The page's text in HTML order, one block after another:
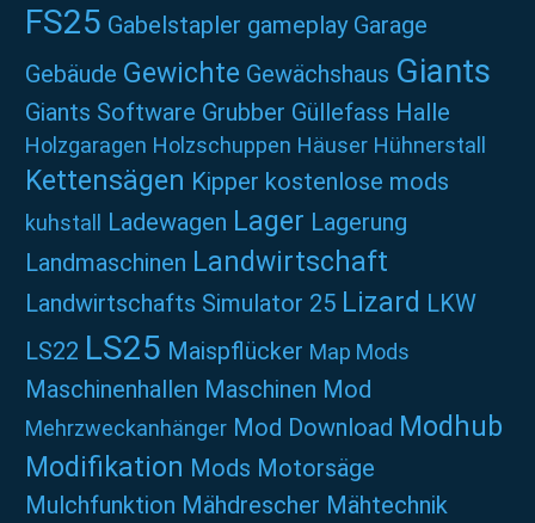
FS25 Gabelstapler gameplay Garage
Gebäude Gewichte Gewächshaus Giants
Giants Software Grubber Güllefass Halle
Holzgaragen Holzschuppen Häuser Hühnerstall
Kettensägen Kipper kostenlose mods
kuhstall Ladewagen Lager Lagerung
Landmaschinen Landwirtschaft
Landwirtschafts Simulator 25 Lizard LKW
LS22 LS25 Maispflücker Map Mods
Maschinenhallen Maschinen Mod
Mehrzweckanhänger Mod Download Modhub
Modifikation Mods Motorsäge
Mulchfunktion Mähdrescher Mähtechnik